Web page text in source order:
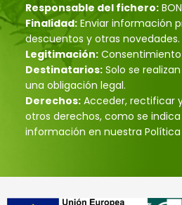
Responsable del fichero:
Finalidad: Enviar información
descuentos y otras novedades.
Legitimación:
Destinatarios: Solo se
una obligación legal.
Derechos: Acceder, rectificar
otros derechos, como se indica
información en nuestra Política